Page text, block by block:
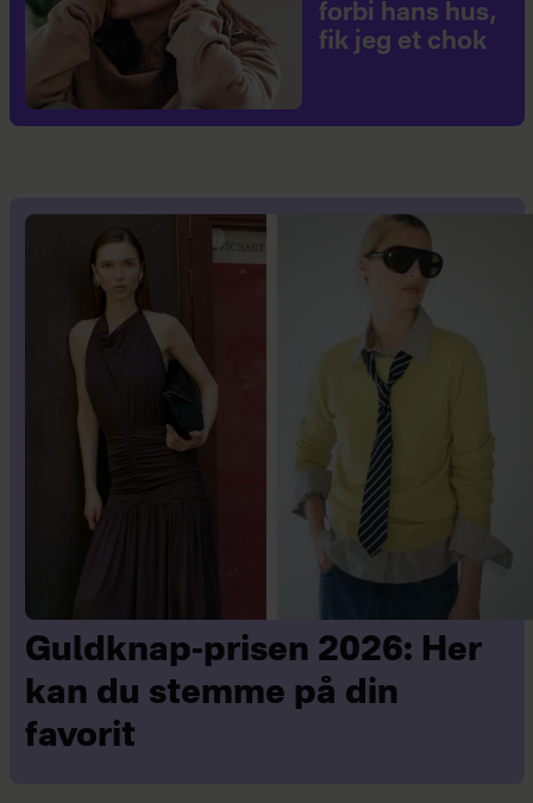
forbi hans hus,
fik jeg et chok
Guldknap-prisen 2026: Her
kan du stemme på din
favorit